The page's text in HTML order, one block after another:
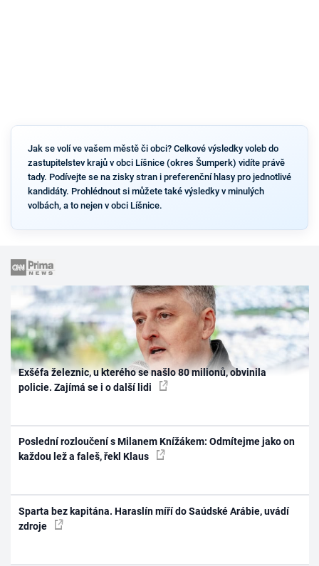
Jak se volí ve vašem městě či obci? Celkové výsledky voleb do
zastupitelstev krajů v obci Líšnice (okres Šumperk) vidíte právě
tady. Podívejte se na zisky stran i preferenční hlasy pro jednotlivé
kandidáty. Prohlédnout si můžete také výsledky v minulých
volbách, a to nejen v obci Líšnice.
Exšéfa železnic, u kterého se našlo 80 milionů, obvinila
policie. Zajímá se i o další lidi
Poslední rozloučení s Milanem Knížákem: Odmítejme jako on
každou lež a faleš, řekl Klaus
Sparta bez kapitána. Haraslín míří do Saúdské Arábie, uvádí
zdroje